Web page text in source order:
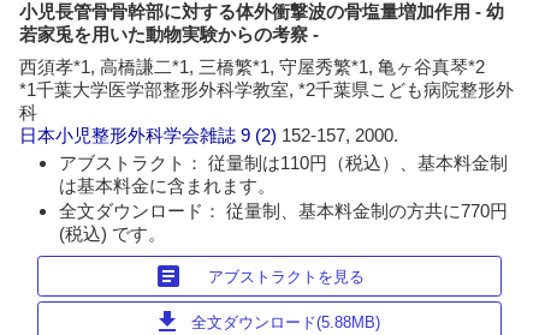
小児長管骨骨幹部に対する体外衝撃波の骨塩量増加作用 - 幼
若家兎を用いた動物実験からの考察 -
西須孝*1, 高橋謙二*1, 三橋繁*1, 守屋秀繁*1, 亀ヶ谷真琴*2
*1千葉大学医学部整形外科学教室, *2千葉県こども病院整形外
科
日本小児整形外科学会雑誌 9 (2) 152-157, 2000.
アブストラクト： 従量制は110円（税込）、基本料金制
は基本料金に含まれます。
全文ダウンロード： 従量制、基本料金制の方共に770円
(税込) です。
article アブストラクトを見る
download 全文ダウンロード(5.88MB)